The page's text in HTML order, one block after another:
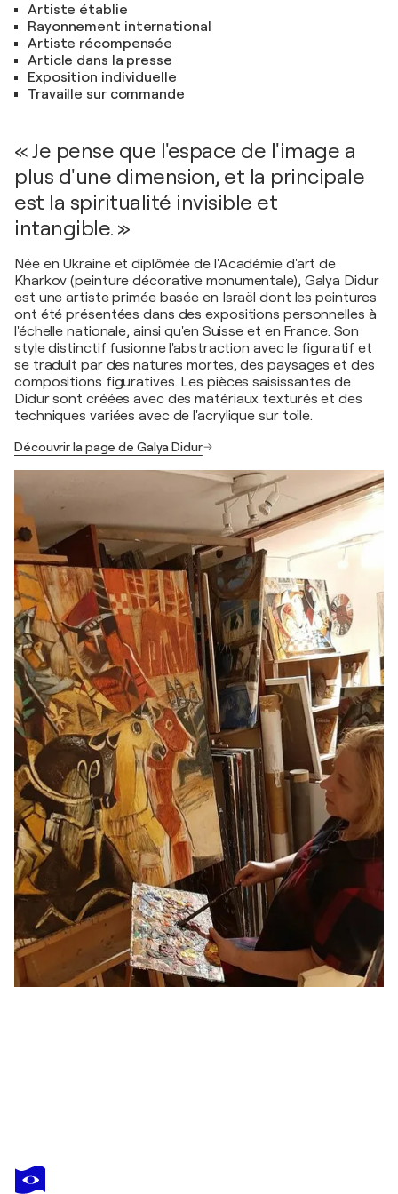
Artiste établie
Rayonnement international
Artiste récompensée
Article dans la presse
Exposition individuelle
Travaille sur commande
« Je pense que l'espace de l'image a
plus d'une dimension, et la principale
est la spiritualité invisible et
intangible. »
Née en Ukraine et diplômée de l'Académie d'art de
Kharkov (peinture décorative monumentale), Galya Didur
est une artiste primée basée en Israël dont les peintures
ont été présentées dans des expositions personnelles à
l'échelle nationale, ainsi qu'en Suisse et en France. Son
style distinctif fusionne l'abstraction avec le figuratif et
se traduit par des natures mortes, des paysages et des
compositions figuratives. Les pièces saisissantes de
Didur sont créées avec des matériaux texturés et des
techniques variées avec de l'acrylique sur toile.
Découvrir la page de Galya Didur
GALYA DIDUR
Hunter